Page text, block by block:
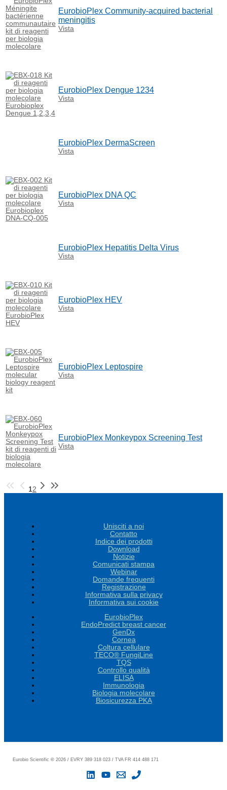
EurobioPlex Community-acquired bacterial
meningitis
Vista
EurobioPlex Dengue 1234
Vista
EurobioPlex DermaScreen
Vista
EurobioPlex DNA QC
Vista
EurobioPlex Hepatitis Delta Virus
Vista
EurobioPlex HEV
Vista
EurobioPlex Leptospire
Vista
EurobioPlex Monkeypox Screening Test
Vista
1 2
Unisciti a noi
Contatto
Indice dei prodotti
Download
Notizie
Comunicati stampa
Webinar
Domande frequenti
Registrazione
Informativa sulla privacy
Informativa sui cookie
EurobioPlex
EndoPredict breast cancer
GenDx
Cornea
Coltura cellulare
TECO® FungiLine
TQS
Controllo qualità
ELISA
Immunologia
Biologia molecolare
Biosicurezza PKA
Eurobio Scientific© 2026 / EVRY 389 318 023 / TVA FR 414 488 171